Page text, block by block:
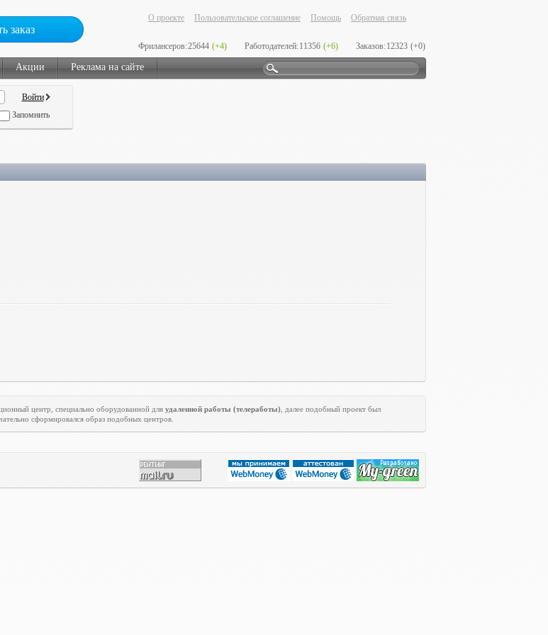
заказ
О проекте Пользовательское соглашение Помощь Обратная связь
Фрилансеров:25644 (+4) Работодателей:11356 (+6) Заказов:12323 (+0)
Акции Реклама на сайте
Запомнить
центр, специально оборудованной для удаленной работы (телеработы) , далее подобный проект был
сформировался образ подобных центров.